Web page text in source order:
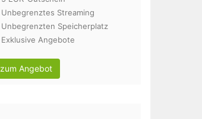
Unbegrenztes Streaming
Unbegrenzten Speicherplatz
Exklusive Angebote
zum Angebot